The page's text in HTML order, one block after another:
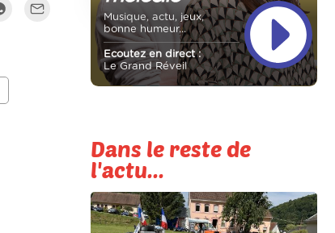
Musique, actu, jeux,
bonne humeur...
Ecoutez en direct :
Le Grand Réveil
Dans le reste de
l'actu...